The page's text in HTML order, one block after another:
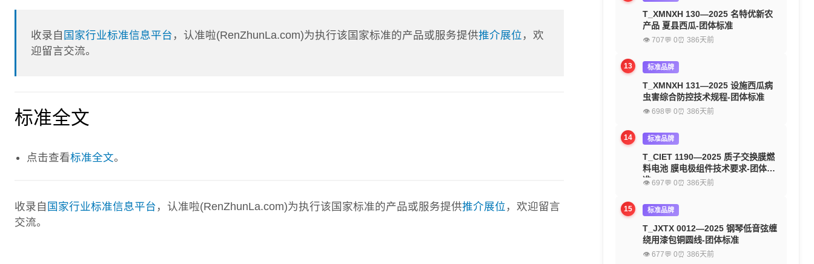
收录自 国家行业标准信息平台 ，认准啦(RenZhunLa.com)为执行该国家标准的产品或服务提供推介展位 ，欢
迎留言交流。
标准全文
点击查看标准全文。
收录自 国家行业标准信息平台 ，认准啦(RenZhunLa.com)为执行该国家标准的产品或服务提供推介展位 ，欢迎留言
交流。
T_XMNXH 130—2025 名特优新农
产品 夏县西瓜-团体标准
👁 707💬 0⏰ 386天前
13 标准品牌
T_XMNXH 131—2025 设施西瓜病
虫害综合防控技术规程-团体标准
👁 698💬 0⏰ 386天前
14 标准品牌
T_CIET 1190—2025 质子交换膜燃
料电池 膜电极组件技术要求-团体标
准
👁 697💬 0⏰ 386天前
15 标准品牌
T_JXTX 0012—2025 钢琴低音弦缠
绕用漆包铜圆线-团体标准
👁 677💬 0⏰ 386天前